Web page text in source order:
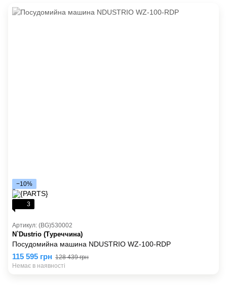
−10%
3
Артикул: (BG)530002
N`Dustrio (Туреччина)
Посудомийна машина NDUSTRIO WZ-100-RDP
115 595 грн 128 439 грн
Немає в наявності